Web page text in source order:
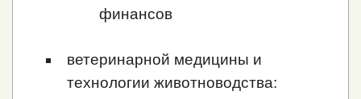
финансов
ветеринарной медицины и
технологии животноводства: